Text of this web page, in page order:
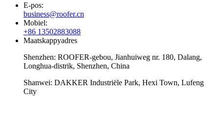
E-pos:
business@roofer.cn
Mobiel:
+86 13502883088
Maatskappyadres
Shenzhen: ROOFER-gebou, Jianhuiweg nr. 180, Dalang,
Longhua-distrik, Shenzhen, China
Shanwei: DAKKER Industriële Park, Hexi Town, Lufeng
City